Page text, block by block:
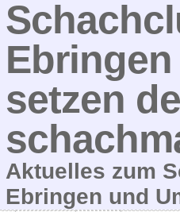
setzen
Aktuelles zum
Ebringen und